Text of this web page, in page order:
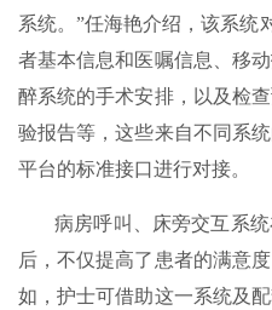
系统。”任海艳介绍，该系统
者基本信息和医嘱信息、移
醉系统的手术安排，以及检
验报告等，这些来自不同系
平台的标准接口进行对接。
病房呼叫、床旁交互系
后，不仅提高了患者的满意
如，护士可借助这一系统及